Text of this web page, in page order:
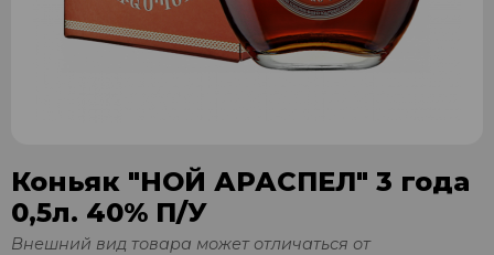
Коньяк "НОЙ АРАСПЕЛ" 3 года
0,5л. 40% П/У
Внешний вид товара может отличаться от